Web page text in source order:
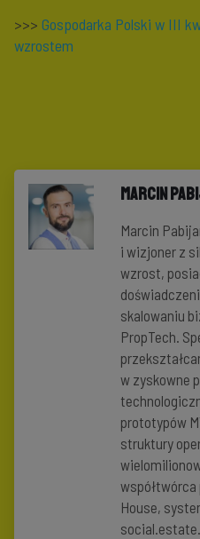
>>> Gospodarka Polski w III
wzrostem
Marcin
Marcin
i wizjoner z
wzrost,
skalowaniu
PropTech.
w zyskowne
prototypów
struktury
House,